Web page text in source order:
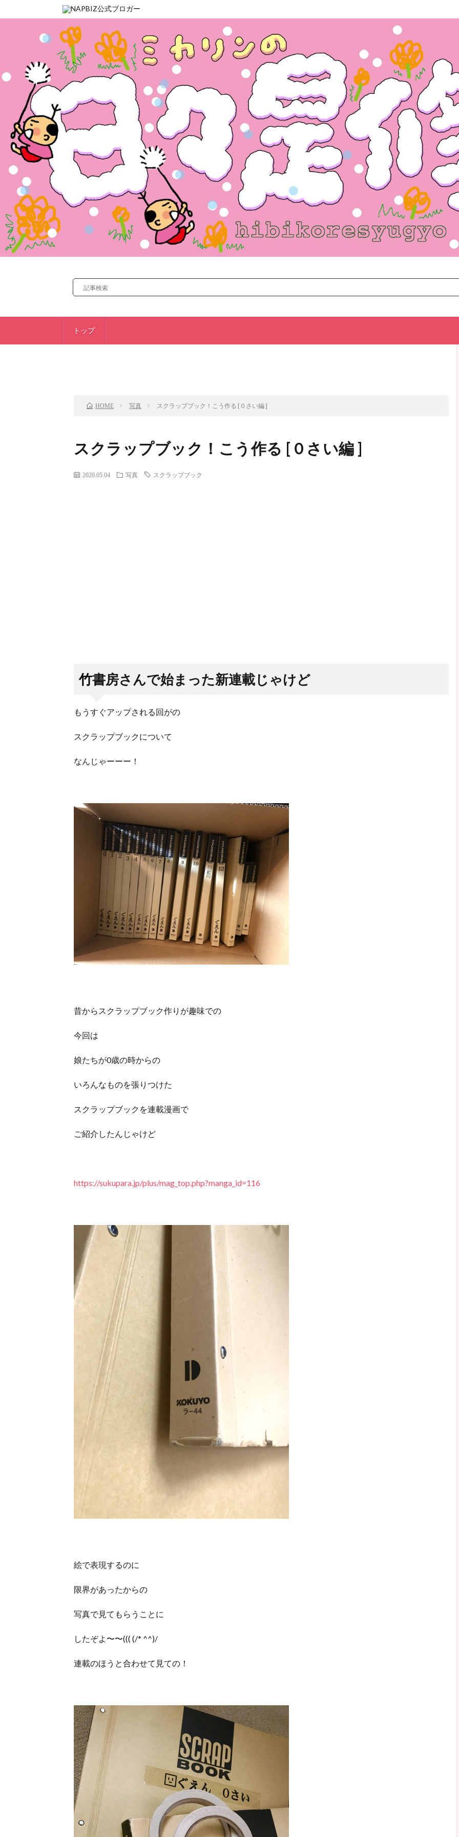
トップ
HOME 写真 スクラップブック！こう作る [０さい編 ]
スクラップブック！こう作る [０さい編 ]
2020.05.04 写真 スクラップブック
竹書房さんで始まった新連載じゃけど
もうすぐアップされる回がの
スクラップブックについて
なんじゃーーー！
昔からスクラップブック作りが趣味での
今回は
娘たちが0歳の時からの
いろんなものを張りつけた
スクラップブックを連載漫画で
ご紹介したんじゃけど
https://sukupara.jp/plus/mag_top.php?manga_id=116
絵で表現するのに
限界があったからの
写真で見てもらうことに
したぞよ〜〜((( (/* ^^)/
連載のほうと合わせて見ての！